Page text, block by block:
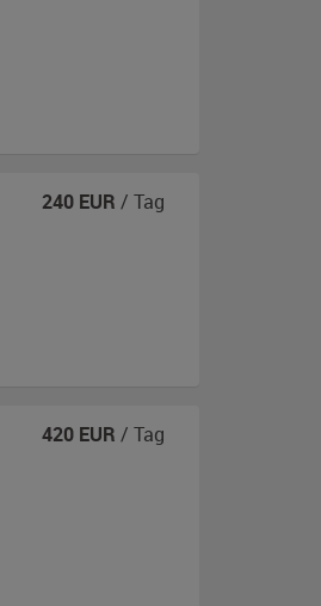
240 EUR / Tag
420 EUR / Tag